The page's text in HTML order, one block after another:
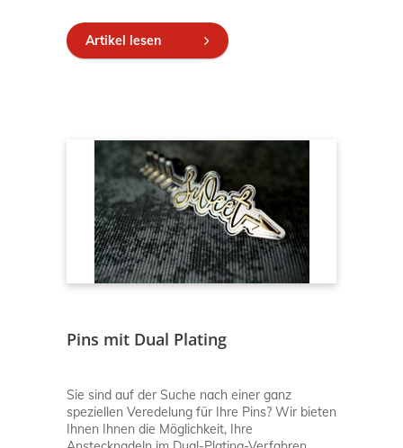
Artikel lesen
Pins mit Dual Plating
Sie sind auf der Suche nach einer ganz
speziellen Veredelung für Ihre Pins? Wir bieten
Ihnen Ihnen die Möglichkeit, Ihre